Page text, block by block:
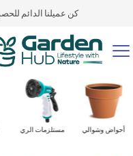
كن عميلنا الدائم
مستلزمات الري أحواض وشوالي